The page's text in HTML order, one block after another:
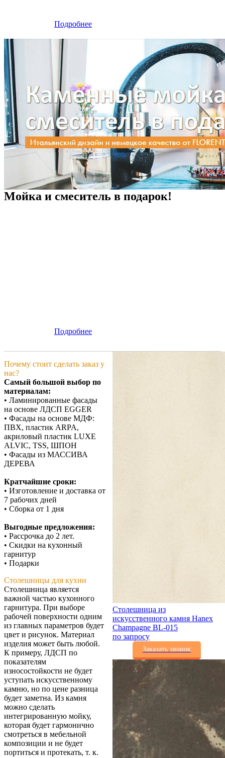
Подробнее
Мойка и смеситель в подарок!
Подробнее
Почему стоит сделать заказ у
нас?
Самый большой выбор по
материалам:
• Ламинированные фасады
на основе ЛДСП EGGER
• Фасады на основе МДФ:
ПВХ, пластик ARPA,
акриловый пластик LUXE
ALVIC, TSS, ШПОН
• Фасады из МАССИВА
ДЕРЕВА
Кратчайшие сроки:
• Изготовление и доставка от
7 рабочих дней
• Сборка от 1 дня
Выгодные предложения:
• Рассрочка до 2 лет.
• Скидки на кухонный
гарнитур
• Подарки
Столешницы для кухни
Столешница является
важной частью кухонного
гарнитура. При выборе
рабочей поверхности одним
из главных параметров будет
цвет и рисунок. Материал
изделия может быть любой.
К примеру, ЛДСП по
показателям
износостойкости не будет
уступать искусственному
камню, но по цене разница
будет заметна. Из камня
можно сделать
интегрированную мойку,
которая будет гармонично
смотреться в мебельной
композиции и не будет
портиться и протекать, т. к.
Столешница из
искусственного камня Hanex
Champagne BL-015
по запросу
Заказать звонок